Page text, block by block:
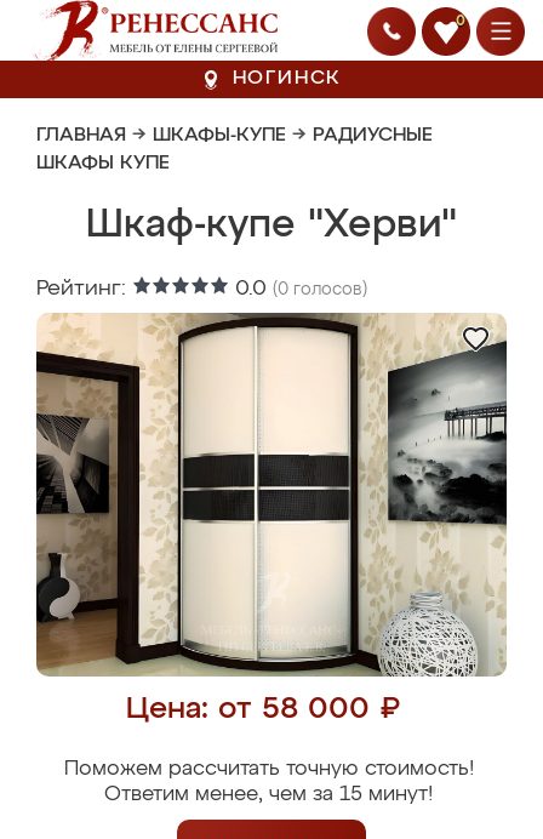
0
НОГИНСК
ГЛАВНАЯ → ШКАФЫ-КУПЕ → РАДИУСНЫЕ
ШКАФЫ КУПЕ
Шкаф-купе "Херви"
Рейтинг: 0.0 (0 голосов)
Цена: от 58 000 ₽
Поможем рассчитать точную стоимость!
Ответим менее, чем за 15 минут!